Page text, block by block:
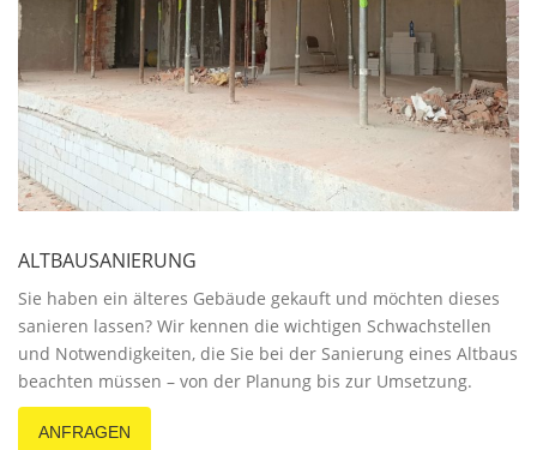
ALTBAUSANIERUNG
Sie haben ein älteres Gebäude gekauft und möchten dieses
sanieren lassen? Wir kennen die wichtigen Schwachstellen
und Notwendigkeiten, die Sie bei der Sanierung eines Altbaus
beachten müssen – von der Planung bis zur Umsetzung.
ANFRAGEN